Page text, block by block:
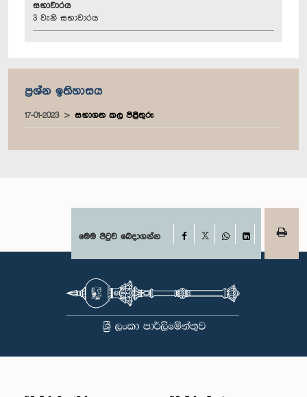
සභාවාරය
3 වැනි සභාවාරය
ප්‍රශ්න ඉතිහාසය
17-01-2023 සභාගත කල පිළිතුරු
මෙම පිටුව බෙදාගන්න Facebook
WhatsAppLinkedIn